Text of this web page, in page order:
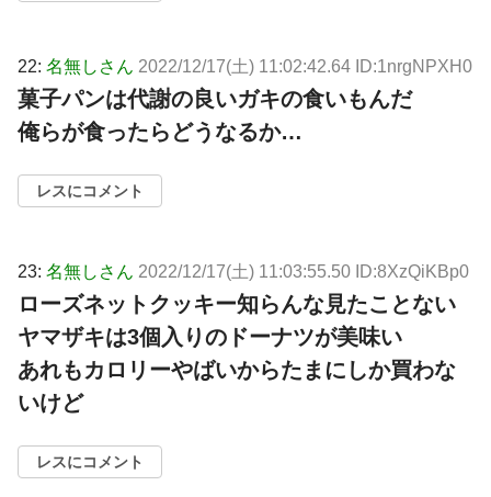
22: 名無しさん 2022/12/17(土) 11:02:42.64 ID:1nrgNPXH0
菓子パンは代謝の良いガキの食いもんだ
俺らが食ったらどうなるか…
レスにコメント
23: 名無しさん 2022/12/17(土) 11:03:55.50 ID:8XzQiKBp0
ローズネットクッキー知らんな見たことない
ヤマザキは3個入りのドーナツが美味い
あれもカロリーやばいからたまにしか買わな
いけど
レスにコメント